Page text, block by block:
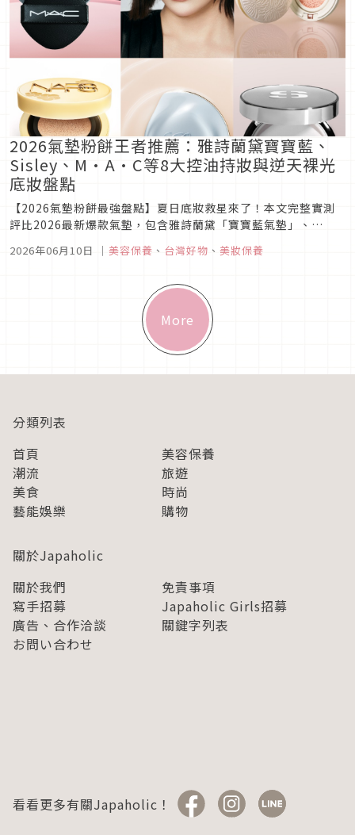
2026氣墊粉餅王者推薦：雅詩蘭黛寶寶藍、
Sisley、M·A·C等8大控油持妝與逆天裸光
底妝盤點
【2026氣墊粉餅最強盤點】夏日底妝救星來了！本文完整實測
評比2026最新爆款氣墊，包含雅詩蘭黛「寶寶藍氣墊」、
KAIBEAUTY。無論是24H控油抗汗、極致高遮瑕、還是貴婦級
2026年06月10日 ｜ 美容保養 、 台灣好物 、 美妝保養
More
分類列表
首頁
美容保養
潮流
旅遊
美食
時尚
藝能娛樂
購物
關於Japaholic
關於我們
免責事項
寫手招募
Japaholic Girls招募
廣告、合作洽談
關鍵字列表
お問い合わせ
看看更多有關Japaholic！